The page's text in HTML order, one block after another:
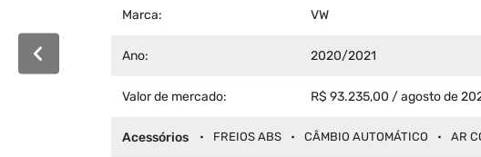
Marca: VW
Ano: 2020/2021
Valor de mercado: R$ 93.235,00 / agosto de
Acessórios FREIOS ABS CÂMBIO AUTOMÁTICO AR